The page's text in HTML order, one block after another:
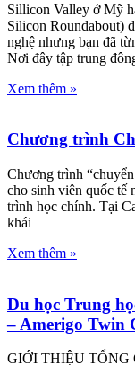
Sillicon Valley ở Mỹ
Silicon Roundabout)
nghệ nhưng bạn đã
Nơi đây tập trung
Xem thêm »
Chương trình
Chương trình
cho sinh viên quốc tế
trình học chính. Tại
khái
Xem thêm »
Du học Trung
– Amerigo Twin
GIỚI THIỆU TỔNG